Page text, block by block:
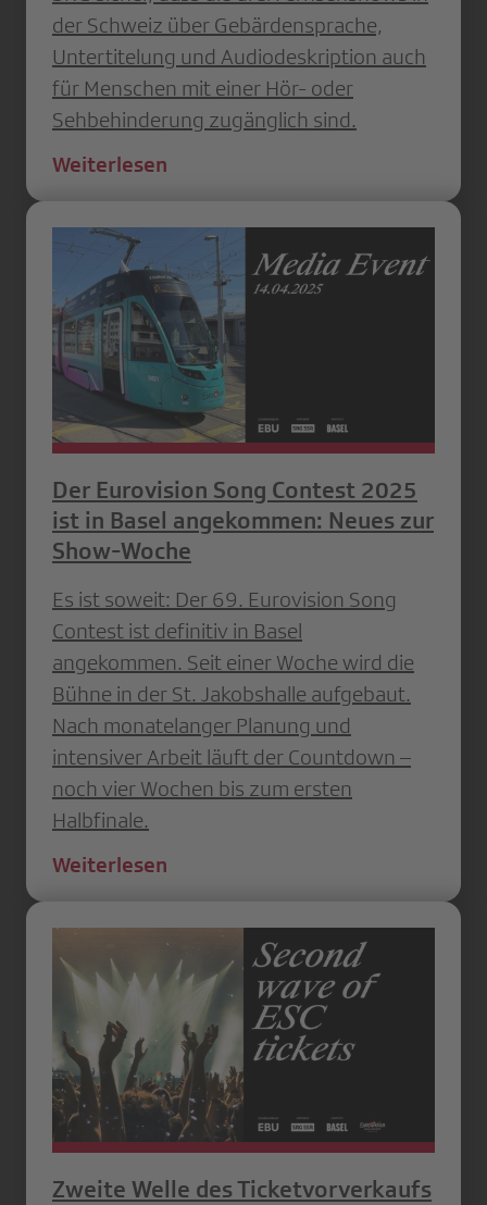
der Schweiz über Gebärdensprache,
Untertitelung und Audiodeskription auch
für Menschen mit einer Hör- oder
Sehbehinderung zugänglich sind.
Weiterlesen
Der Eurovision Song Contest 2025
ist in Basel angekommen: Neues zur
Show-Woche
Es ist soweit: Der 69. Eurovision Song
Contest ist definitiv in Basel
angekommen. Seit einer Woche wird die
Bühne in der St. Jakobshalle aufgebaut.
Nach monatelanger Planung und
intensiver Arbeit läuft der Countdown –
noch vier Wochen bis zum ersten
Halbfinale.
Weiterlesen
Zweite Welle des Ticketvorverkaufs